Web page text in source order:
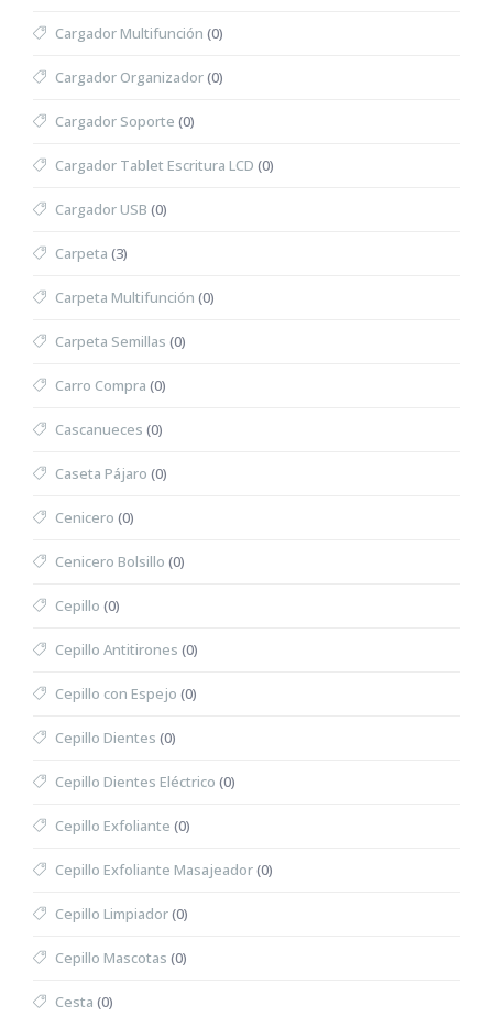
Cargador Multifunción (0)
Cargador Organizador(0)
Cargador Soporte (0)
Cargador Tablet Escritura LCD (0)
Cargador USB (0)
Carpeta (3)
Carpeta Multifunción (0)
Carpeta Semillas (0)
Carro Compra (0)
Cascanueces (0)
Caseta Pájaro (0)
Cenicero (0)
Cenicero Bolsillo (0)
Cepillo (0)
Cepillo Antitirones (0)
Cepillo con Espejo (0)
Cepillo Dientes (0)
Cepillo Dientes Eléctrico (0)
Cepillo Exfoliante (0)
Cepillo Exfoliante Masajeador(0)
Cepillo Limpiador(0)
Cepillo Mascotas (0)
Cesta (0)